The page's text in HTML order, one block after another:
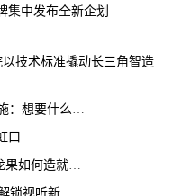
集中发布全新企划
技术标准撬动长三角智造
口